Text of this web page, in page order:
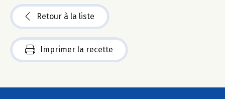
Retour à la liste
Imprimer la recette